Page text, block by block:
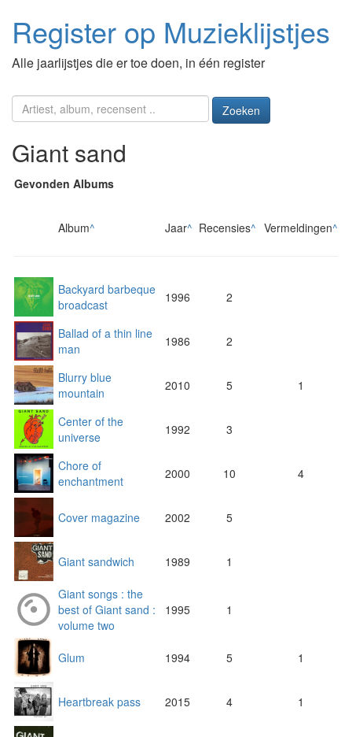
Register op Muzieklijstjes
Alle jaarlijstjes die er toe doen, in één register
Zoeken
Giant sand
Gevonden Albums
Album^ Jaar^ Recensies^ Vermeldingen^
Backyard barbeque
broadcast
1996 2
Ballad of a thin line
man
1986 2
Blurry blue
mountain
2010 5 1
Center of the
universe
1992 3
Chore of
enchantment
2000 10 4
Cover magazine 2002 5
Giant sandwich 1989 1
Giant songs : the
best of Giant sand :
volume two
1995 1
Glum 1994 5 1
Heartbreak pass 2015 4 1